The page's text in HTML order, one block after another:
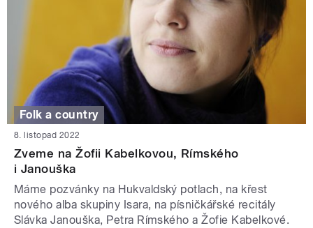
Folk a country
8. listopad 2022
Zveme na Žofii Kabelkovou, Rímského
i Janouška
Máme pozvánky na Hukvaldský potlach, na křest
nového alba skupiny Isara, na písničkářské recitály
Slávka Janouška, Petra Rímského a Žofie Kabelkové.